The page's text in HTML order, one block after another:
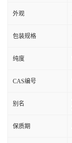
外观
包装规格
纯度
CAS编号
别名
保质期